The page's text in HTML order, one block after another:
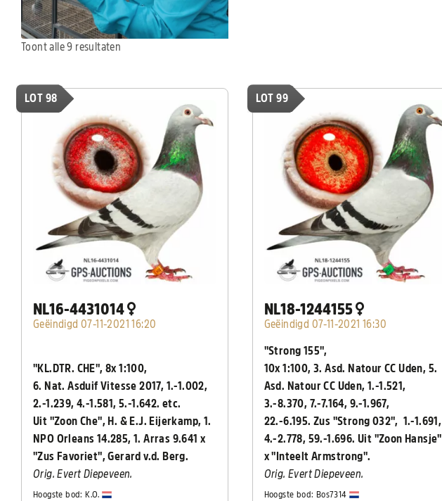
Toont alle 9 resultaten
LOT 98
NL16-4431014
Geëindigd 07-11-2021 16:20
"KL.DTR. CHE", 8x 1:100,
6. Nat. Asduif Vitesse 2017, 1.-1.002,
2.-1.239, 4.-1.581, 5.-1.642. etc.
Uit "Zoon Che", H. & E.J. Eijerkamp, 1.
NPO Orleans 14.285, 1. Arras 9.641 x
"Zus Favoriet", Gerard v.d. Berg.
Orig. Evert Diepeveen.
Hoogste bod:K.O.
LOT 99
NL18-1244155
Geëindigd 07-11-2021 16:30
"Strong 155",
10x 1:100,3. Asd. Natour CC Uden, 5.
Asd. Natour CC Uden, 1.-1.521,
3.-8.370, 7.-7.164, 9.-1.967,
22.-6.195.Zus "Strong 032", 1.-1.691,
4.-2.778, 59.-1.696. Uit "Zoon Hansje"
x "Inteelt Armstrong".
Orig. Evert Diepeveen.
Hoogste bod: Bos7314